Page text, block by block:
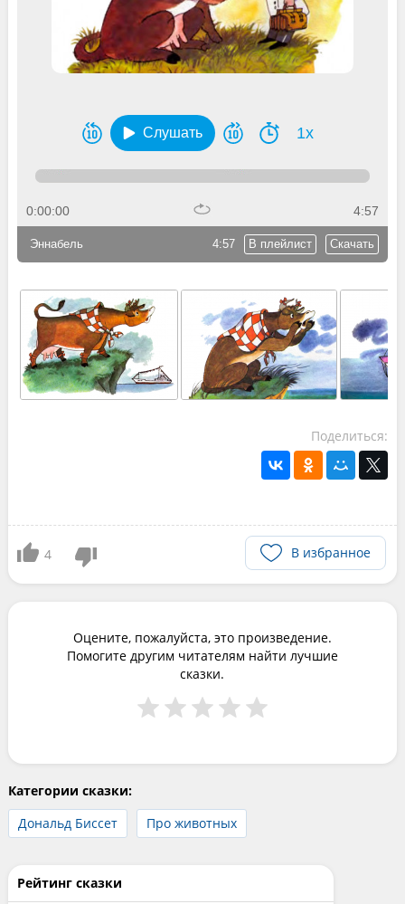
Слушать 1x
0:00:00 4:57
4:57 В плейлист Скачать
Эннабель
Поделиться:
4 В избранное
Оцените, пожалуйста, это произведение.
Помогите другим читателям найти лучшие
сказки.
Категории сказки:
Дональд Биссет
Про животных
Рейтинг сказки